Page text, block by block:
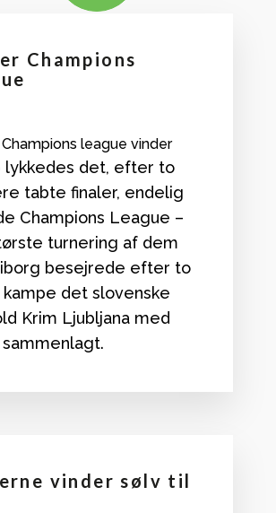
Champions
lykkedes det, efter to
tabte finaler, endelig
Champions League –
turnering af dem
besejrede efter to
det slovenske
Krim Ljubljana med
vinder sølv til